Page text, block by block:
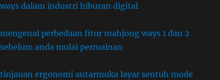
ways dalam industri hiburan digital
mengenal perbedaan fitur mahjong ways 1 dan 2
sebelum anda mulai permainan
tinjauan ergonomi antarmuka layar sentuh mode